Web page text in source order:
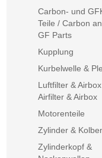
Carbon- und
Teile / Carbon
GF Parts
Kupplung
Kurbelwelle &
Luftfilter &
Airfilter & Airbox
Motorenteile
Zylinder &
Zylinderkopf &